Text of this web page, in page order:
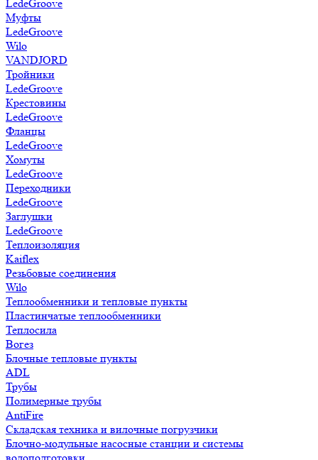
LedeGroove
Муфты
LedeGroove
Wilo
VANDJORD
Тройники
LedeGroove
Крестовины
LedeGroove
Фланцы
LedeGroove
Хомуты
LedeGroove
Переходники
LedeGroove
Заглушки
LedeGroove
Теплоизоляция
Kaiflex
Резьбовые соединения
Wilo
Теплообменники и тепловые пункты
Пластинчатые теплообменники
Теплосила
Вогез
Блочные тепловые пункты
ADL
Трубы
Полимерные трубы
AntiFire
Складская техника и вилочные погрузчики
Блочно-модульные насосные станции и системы